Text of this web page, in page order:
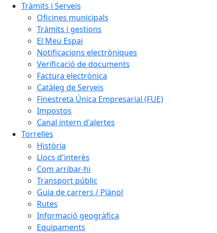
Tràmits i Serveis
Oficines municipals
Tràmits i gestions
El Meu Espai
Notificacions electròniques
Verificació de documents
Factura electrònica
Catàleg de Serveis
Finestreta Única Empresarial (FUE)
Impostos
Canal intern d'alertes
Torrelles
Història
Llocs d'interès
Com arribar-hi
Transport públic
Guia de carrers / Plànol
Rutes
Informació geogràfica
Equipaments